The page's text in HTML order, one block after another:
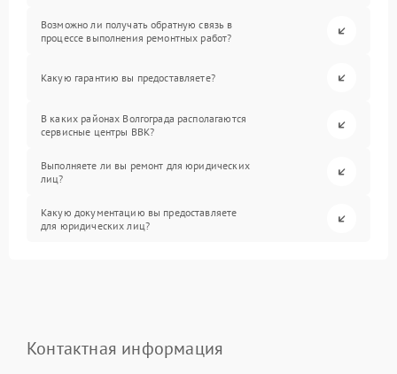
Возможно ли получать обратную связь в
процессе выполнения ремонтных работ?
Какую гарантию вы предоставляете?
В каких районах Волгограда располагаются
сервисные центры BBK?
Выполняете ли вы ремонт для юридических
лиц?
Какую документацию вы предоставляете
для юридических лиц?
Контактная информация